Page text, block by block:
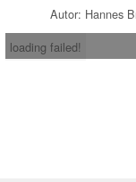
Autor: Hannes
loading failed!